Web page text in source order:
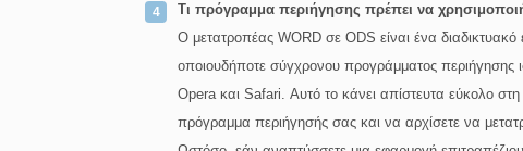
Τι πρόγραμμα περιήγησης πρέπει να
Ο μετατροπέας WORD σε ODS είναι ένα
οποιουδήποτε σύγχρονου προγράμματος
Opera και Safari. Αυτό το κάνει απίστευτα εύκολο
πρόγραμμα περιήγησής σας και να αρχίσετε να